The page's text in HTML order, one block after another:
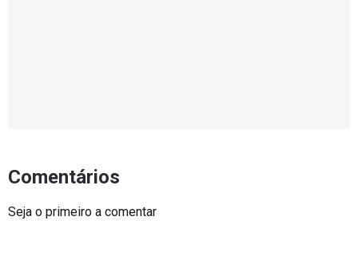
Comentários
Seja o primeiro a comentar